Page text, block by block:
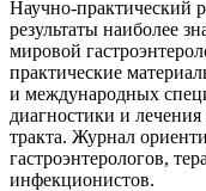
Научно-практический
результаты наиболее
мировой
практические
и международных
диагностики и
тракта. Журнал
гастроэнтерологов,
инфекционистов.